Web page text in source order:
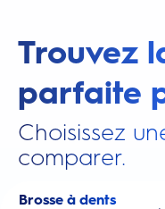
Trouvez
parfaite
Choisissez
comparer.
Brosse à dents